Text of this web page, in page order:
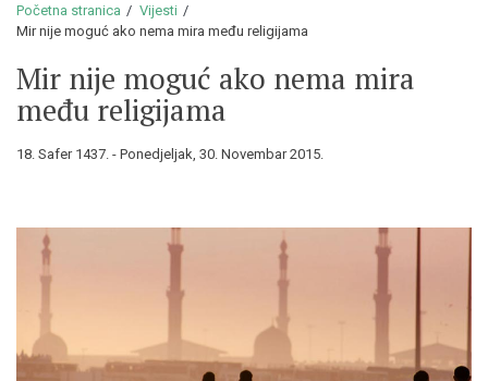
Početna stranica
Vijesti
Mir nije moguć ako nema mira među religijama
Mir nije moguć ako nema mira
među religijama
18. Safer 1437. - Ponedjeljak, 30. Novembar 2015.